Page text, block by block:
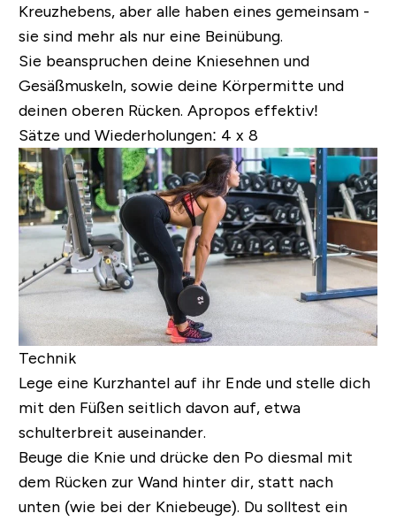
Kreuzhebens, aber alle haben eines gemeinsam -
sie sind mehr als nur eine Beinübung.
Sie beanspruchen deine Kniesehnen und
Gesäßmuskeln, sowie deine Körpermitte und
deinen oberen Rücken. Apropos effektiv!
Sätze und Wiederholungen: 4 x 8
Technik
Lege eine Kurzhantel auf ihr Ende und stelle dich
mit den Füßen seitlich davon auf, etwa
schulterbreit auseinander.
Beuge die Knie und drücke den Po diesmal mit
dem Rücken zur Wand hinter dir, statt nach
unten (wie bei der Kniebeuge). Du solltest ein